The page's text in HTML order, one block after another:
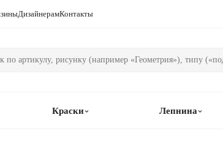
ДизайнерамКонтакты
Краски Лепнина